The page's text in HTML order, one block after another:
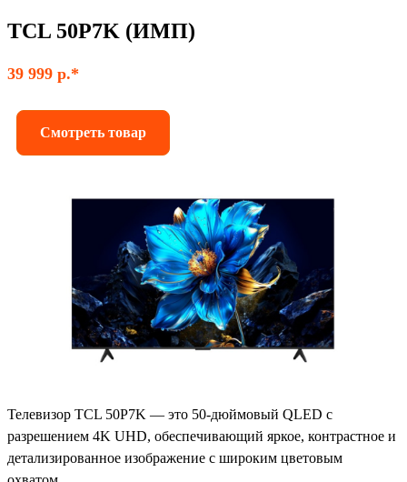
TCL 50P7K (ИМП)
39 999 р.*
Смотреть товар
Телевизор TCL 50P7K — это 50-дюймовый QLED с
разрешением 4K UHD, обеспечивающий яркое, контрастное и
детализированное изображение с широким цветовым